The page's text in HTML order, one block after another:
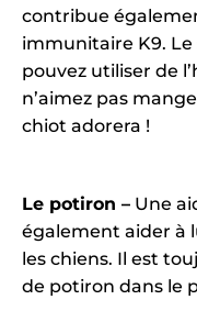
contribue
immunitaire K9.
pouvez utiliser de
n’aimez pas
chiot adorera !
Le potiron – Une
également aider à
les chiens. Il est
de potiron dans le